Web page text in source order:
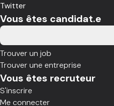
Twitter
Vous êtes candidat.e
Trouver un job
Trouver une entreprise
Vous êtes recruteur
S'inscrire
Me connecter